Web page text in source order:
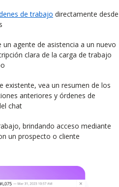
de trabajo directamente desde
agente de asistencia a un nuevo
clara de la carga de trabajo
existente, vea un resumen de los
anteriores y órdenes de
chat
brindando acceso mediante
un prospecto o cliente